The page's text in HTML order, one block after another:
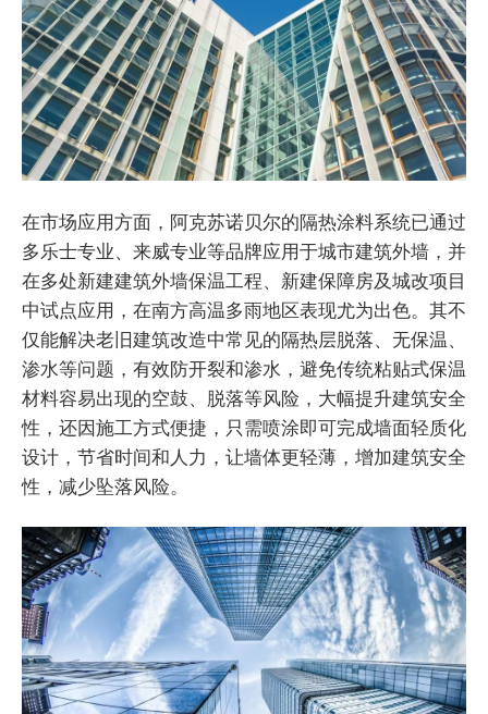
在市场应用方面，阿克苏诺贝尔的隔热涂料系统已通过
多乐士专业、来威专业等品牌应用于城市建筑外墙，并
在多处新建建筑外墙保温工程、新建保障房及城改项目
中试点应用，在南方高温多雨地区表现尤为出色。其不
仅能解决老旧建筑改造中常见的隔热层脱落、无保温、
渗水等问题，有效防开裂和渗水，避免传统粘贴式保温
材料容易出现的空鼓、脱落等风险，大幅提升建筑安全
性，还因施工方式便捷，只需喷涂即可完成墙面轻质化
设计，节省时间和人力，让墙体更轻薄，增加建筑安全
性，减少坠落风险。